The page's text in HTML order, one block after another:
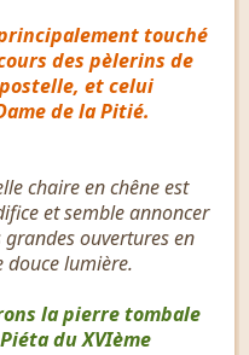
touché
des pèlerins de
et celui
de la Pitié.
chaire en chêne est
et semble annoncer
ouvertures en
douce lumière.
la pierre tombale
du XVIème